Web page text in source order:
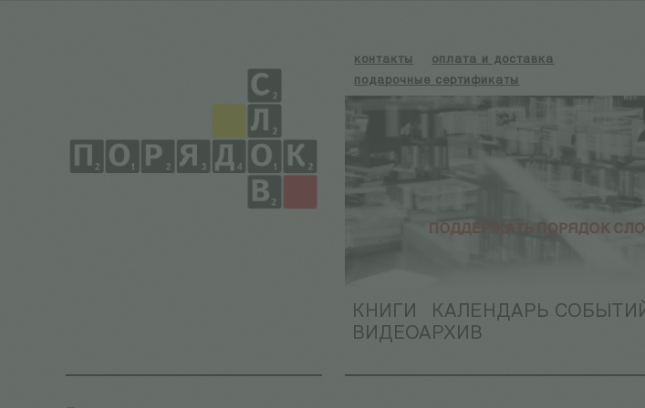
контакты
оплата и доставка
подарочные сертификаты
КНИГИ
КАЛЕНДАРЬ
ВИДЕОАРХИВ